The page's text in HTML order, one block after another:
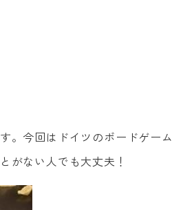
。今回はドイツのボードゲーム
がない人でも大丈夫！